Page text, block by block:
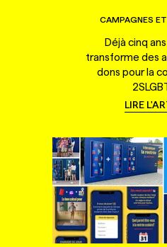
CAMPAGNES
Déjà cinq
transforme des
dons pour la
LIRE